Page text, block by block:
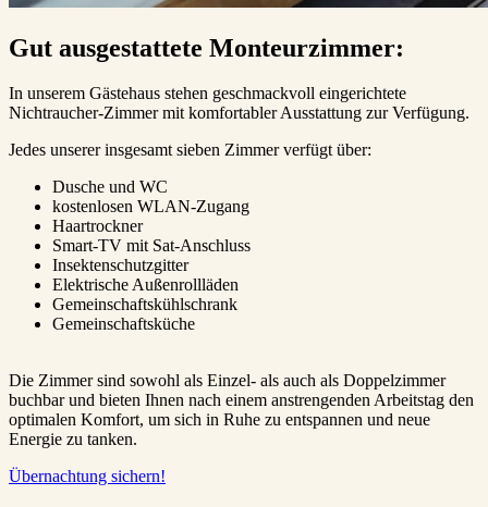
Gut ausgestattete Monteurzimmer:
In unserem Gästehaus stehen geschmackvoll eingerichtete
Nichtraucher-Zimmer mit komfortabler Ausstattung zur Verfügung.
Jedes unserer insgesamt sieben Zimmer verfügt über:
Dusche und WC
kostenlosen WLAN-Zugang
Haartrockner
Smart-TV mit Sat-Anschluss
Insektenschutzgitter
Elektrische Außenrollläden
Gemeinschaftskühlschrank
Gemeinschaftsküche
Die Zimmer sind sowohl als Einzel- als auch als Doppelzimmer
buchbar und bieten Ihnen nach einem anstrengenden Arbeitstag den
optimalen Komfort, um sich in Ruhe zu entspannen und neue
Energie zu tanken.
Übernachtung sichern!